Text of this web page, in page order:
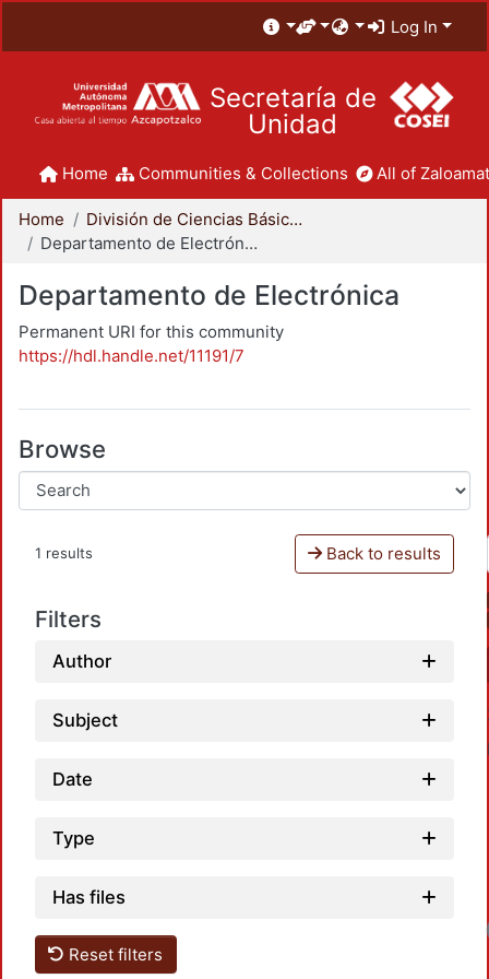
Log In
Secretaría de
Unidad
Home Communities & Collections All of
Home
División de Ciencias Básicas e Ingeniería
Departamento de Electrónica
Departamento de Electrónica
Permanent URI for this community
https://hdl.handle.net/11191/7
Browse
1 results Back to results
Filters
Author
Subject
Date
Type
Has files
Reset filters